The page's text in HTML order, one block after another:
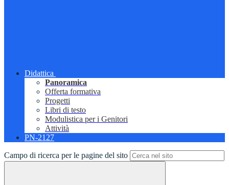
Didattica
Panoramica
Offerta formativa
Progetti
Libri di testo
Modulistica per i Genitori
Attività
PN-2127
Campo di ricerca per le pagine del sito